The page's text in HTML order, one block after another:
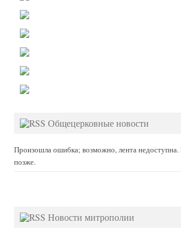
Общецерковные новости
Произошла ошибка; возможно, лента
позже.
Новости митрополии